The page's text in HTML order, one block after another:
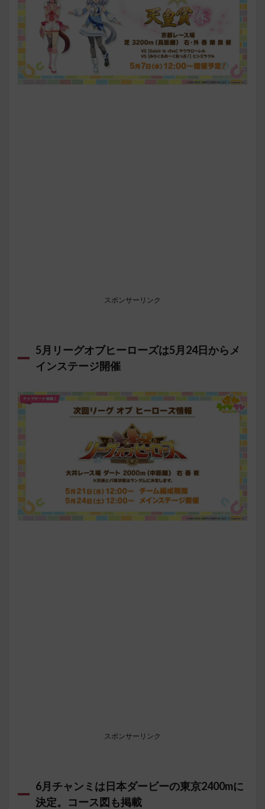
スポンサーリンク
5月リーグオブヒーローズは5月24日からメ
インステージ開催
スポンサーリンク
6月チャンミは日本ダービーの東京2400mに
決定。コース図も掲載